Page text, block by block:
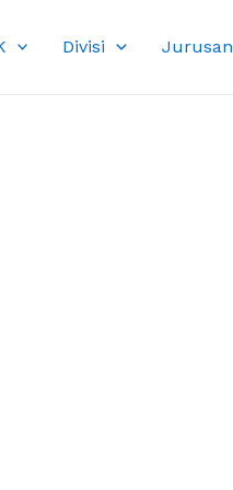
Divisi Jurusan